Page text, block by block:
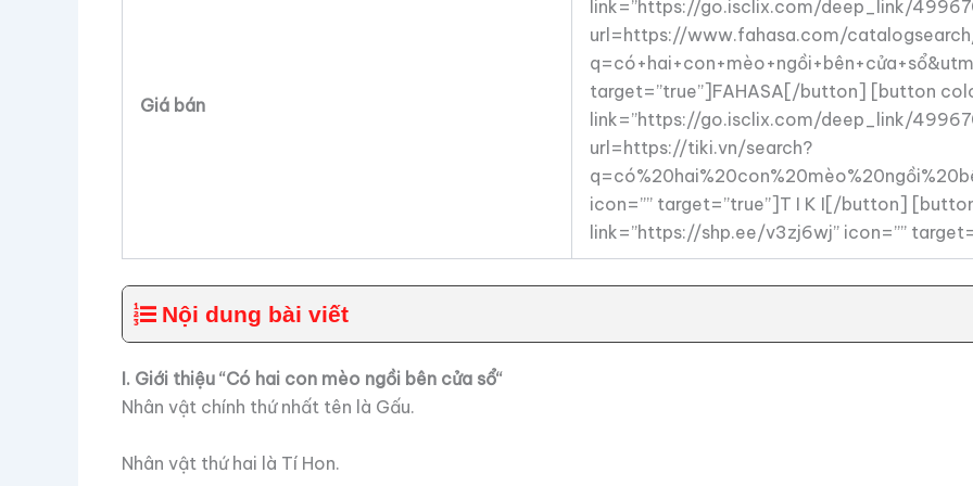
Giá bán
link=”https://go.isclix.com/deep_link/
url=https://www.fahasa.com/
target=”true”]FAHASA[/button] [button
link=”https://go.isclix.com/deep_link/
url=https://tiki.vn/search?
icon=”” target=”true”]T I K I[/button]
link=”https://shp.ee/v3zj6wj” icon=””
Nội dung bài viết
I. Giới thiệu “Có hai con mèo ngồi bên cửa sổ“
Nhân vật chính thứ nhất tên là Gấu.
Nhân vật thứ hai là Tí Hon.